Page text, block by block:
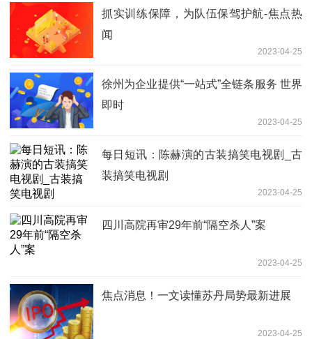
抓实训练保障，为队伍保驾护航-焦点热
闻
2023-04-25
徐州为企业提供“一站式”全链条服务 世界
即时
2023-04-25
每日短讯：陈赫演的古装搞笑电视剧_古
装搞笑电视剧
2023-04-25
四川高院再审29年前“隔空杀人”案
2023-04-25
焦点消息！一文读懂苏丹局势最新进展
2023-04-25